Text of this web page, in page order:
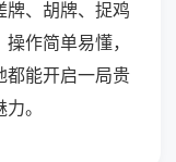
牌、胡牌、捉鸡
作简单易懂，
都能开启一局贵
。